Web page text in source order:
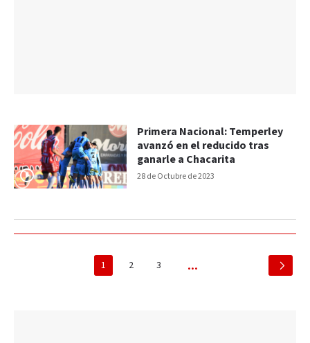
28 de Octubre de 2023
Primera Nacional: Temperley
avanzó en el reducido tras
ganarle a Chacarita
1 2 3